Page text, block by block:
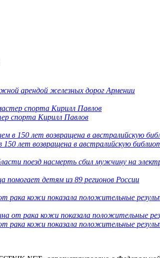
арендой железных дорог Армении
спорта Кирилл Павлов
150 лет возвращена в австралийскую
поезд насмерть сбил мужчину на
помогает детям из 89 регионов России
от рака кожи показала положительные
от рака кожи показала положительные